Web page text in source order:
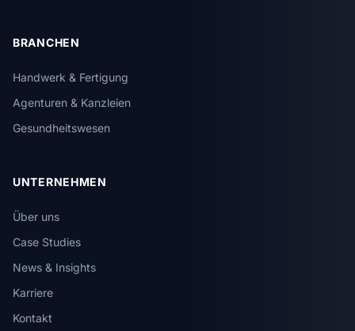
BRANCHEN
Handwerk & Fertigung
Agenturen & Kanzleien
Gesundheitswesen
UNTERNEHMEN
Über uns
Case Studies
News & Insights
Karriere
Kontakt